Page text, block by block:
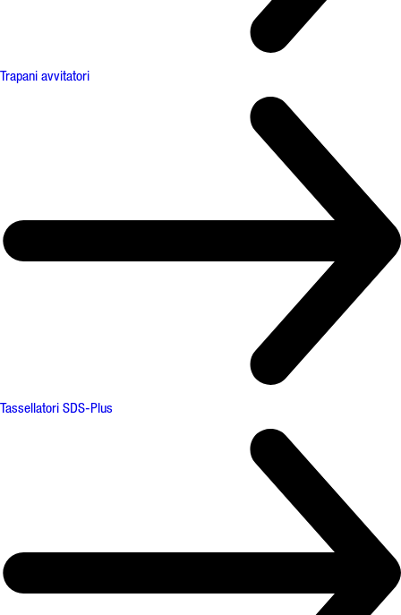
Trapani avvitatori
Tassellatori SDS-Plus